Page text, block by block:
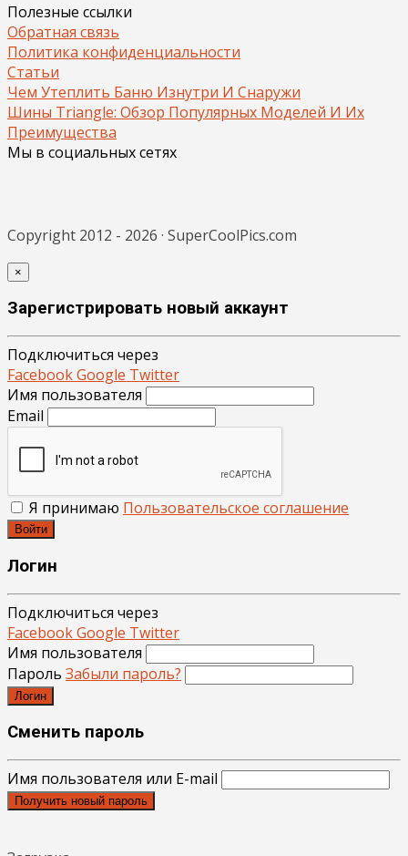
Полезные ссылки
Обратная связь
Политика конфиденциальности
Статьи
Чем Утеплить Баню Изнутри И Снаружи
Шины Triangle: Обзор Популярных Моделей И Их
Преимущества
Мы в социальных сетях
Copyright 2012 - 2026 · SuperCoolPics.com
×
Зарегистрировать новый аккаунт
Подключиться через
FacebookGoogle Twitter
Имя пользователя
Email
Я принимаю Пользовательское соглашение
Войти
Логин
Подключиться через
FacebookGoogle Twitter
Имя пользователя
Пароль Забыли пароль?
Логин
Сменить пароль
Имя пользователя или E-mail
Получить новый пароль